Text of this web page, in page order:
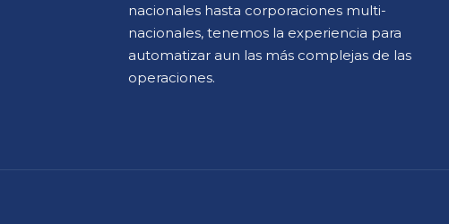
nacionales hasta corporaciones multi-
nacionales, tenemos la experiencia para
automatizar aun las más complejas de las
operaciones.